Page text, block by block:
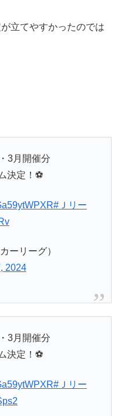
立てやすかったのでは
3月開催分
決定！⚽️
#Ｊリー
ーリーグ）
2024
3月開催分
決定！⚽️
#Ｊリー